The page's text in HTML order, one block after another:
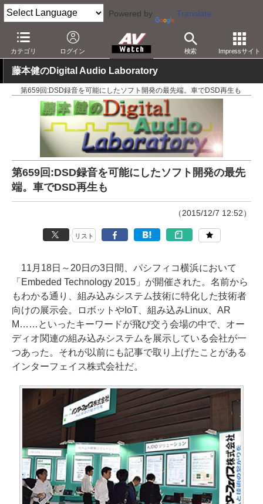
Powered by Translate
カテゴリ ログイン 検索 Impressサイト
AV Watch 製品 音楽制作
藤本健のDigital Audio Laboratory
第659回:DSD録音を可能にしたソフト開発の最先端。車でDSD再生も
第659回:DSD録音を可能にしたソフト開発の最先
端。車でDSD再生も
（2015/12/7 12:52）
リスト
11月18日～20日の3日間、パシフィコ横浜において
「Embeded Technology 2015」が開催された。名前から
もわかる通り、組み込みシステム技術に特化した技術者
向けの展示会。ロボットやIoT、組み込みLinux、AR
M……といったキーワードが飛び交う会場の中で、オー
ディオ関連の組み込みシステムを展示している会社が一
つあった。それが以前にも記事で取り上げたことがある
インターフェイス株式会社だ。